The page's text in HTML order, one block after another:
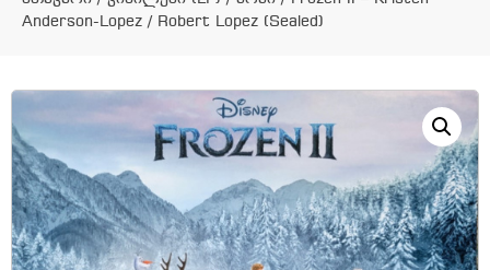
Anderson-Lopez / Robert Lopez (Sealed)